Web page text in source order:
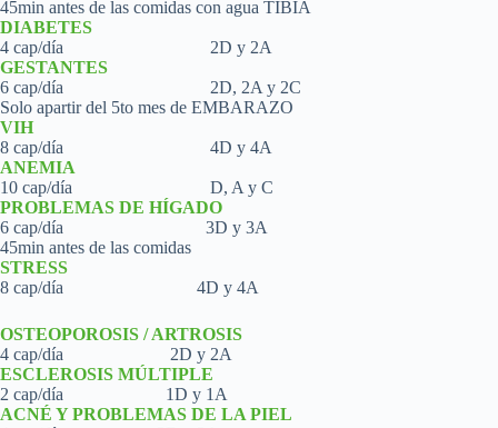
45min antes de las comidas con agua TIBIA
DIABETES
4 cap/día 2D y 2A
GESTANTES
6 cap/día 2D, 2A y 2C
Solo apartir del 5to mes de EMBARAZO
VIH
8 cap/día 4D y 4A
ANEMIA
10 cap/día D, A y C
PROBLEMAS DE HÍGADO
6 cap/día 3D y 3A
45min antes de las comidas
STRESS
8 cap/día 4D y 4A
OSTEOPOROSIS / ARTROSIS
4 cap/día 2D y 2A
ESCLEROSIS MÚLTIPLE
2 cap/día 1D y 1A
ACNÉ Y PROBLEMAS DE LA PIEL